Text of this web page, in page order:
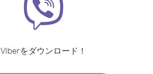
Viberをダウンロード！